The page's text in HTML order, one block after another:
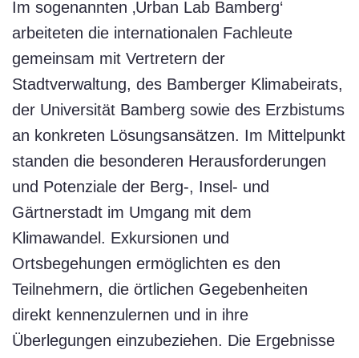
Im sogenannten ‚Urban Lab Bamberg‘
arbeiteten die internationalen Fachleute
gemeinsam mit Vertretern der
Stadtverwaltung, des Bamberger Klimabeirats,
der Universität Bamberg sowie des Erzbistums
an konkreten Lösungsansätzen. Im Mittelpunkt
standen die besonderen Herausforderungen
und Potenziale der Berg-, Insel- und
Gärtnerstadt im Umgang mit dem
Klimawandel. Exkursionen und
Ortsbegehungen ermöglichten es den
Teilnehmern, die örtlichen Gegebenheiten
direkt kennenzulernen und in ihre
Überlegungen einzubeziehen. Die Ergebnisse